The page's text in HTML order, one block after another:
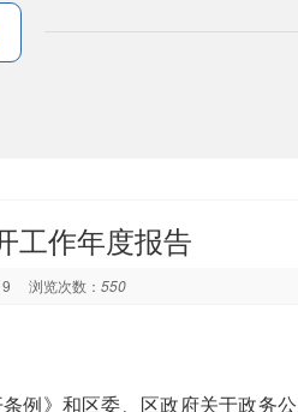
工作年度报告
浏览次数： 550
例》和区委、区政府关于政务公